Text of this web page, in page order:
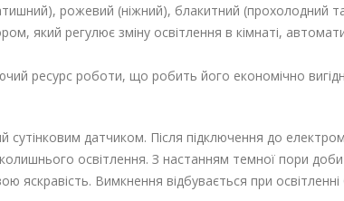
рожевий (ніжний), блакитний (прохолодний
який регулює зміну освітлення в кімнаті,
ресурс роботи, що робить його економічно
сутінковим датчиком. Після підключення до
освітлення. З настанням темної пори
яскравість. Вимкнення відбувається при